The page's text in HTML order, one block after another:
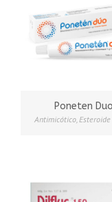
Poneten Duo
Antimicótico Esteroide